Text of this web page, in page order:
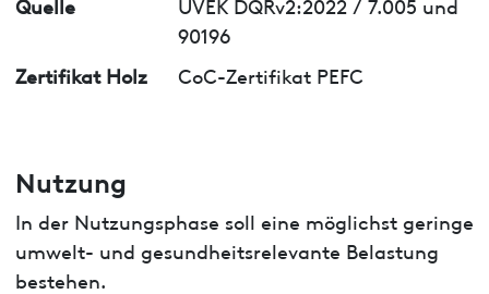
90196
Zertifikat Holz
CoC-Zertifikat PEFC
Nutzung
In der Nutzungsphase soll eine möglichst geringe
umwelt- und gesundheitsrelevante Belastung
bestehen.